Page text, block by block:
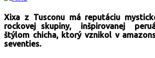
Xixa z Tusconu má reputáciu
rockovej skupiny, inšpirovanej
štýlom chicha, ktorý vznikol v
seventies.